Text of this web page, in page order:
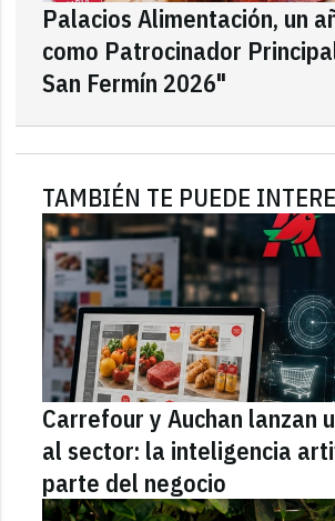
Palacios Alimentación, un
como Patrocinador
San Fermín 2026"
TAMBIÉN TE PUEDE
Carrefour y Auchan lanzan
al sector: la inteligencia
parte del negocio